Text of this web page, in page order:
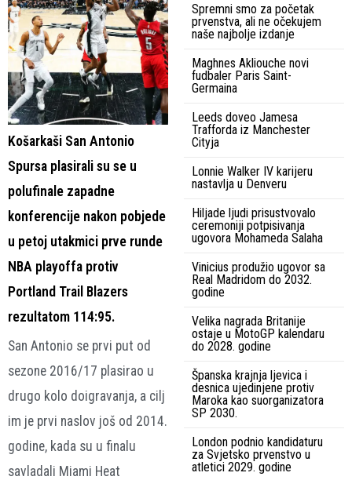
Košarkaši San Antonio
Spursa plasirali su se u
polufinale zapadne
konferencije nakon pobjede
u petoj utakmici prve runde
NBA playoffa protiv
Portland Trail Blazers
rezultatom 114:95.
San Antonio se prvi put od
sezone 2016/17 plasirao u
drugo kolo doigravanja, a cilj
im je prvi naslov još od 2014.
godine, kada su u finalu
savladali Miami Heat
Spremni smo za početak
prvenstva, ali ne očekujem
naše najbolje izdanje
Maghnes Akliouche novi
fudbaler Paris Saint-
Germaina
Leeds doveo Jamesa
Trafforda iz Manchester
Cityja
Lonnie Walker IV karijeru
nastavlja u Denveru
Hiljade ljudi prisustvovalo
ceremoniji potpisivanja
ugovora Mohameda Salaha
Vinicius produžio ugovor sa
Real Madridom do 2032.
godine
Velika nagrada Britanije
ostaje u MotoGP kalendaru
do 2028. godine
Španska krajnja ljevica i
desnica ujedinjene protiv
Maroka kao suorganizatora
SP 2030.
London podnio kandidaturu
za Svjetsko prvenstvo u
atletici 2029. godine